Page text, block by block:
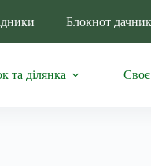
Блокнот
та ділянка Своє